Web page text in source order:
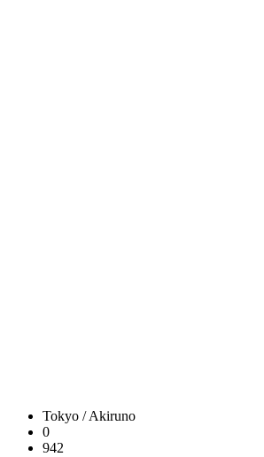
Tokyo / Akiruno
0
942